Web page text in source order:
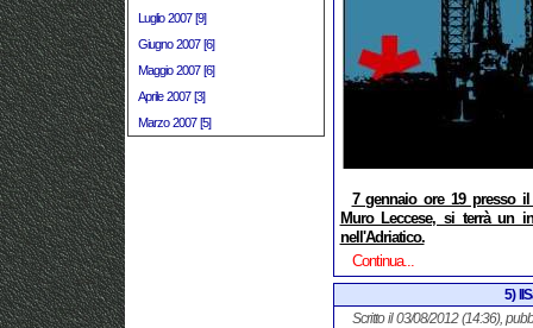
Luglio 2007 [9]
Giugno 2007 [6]
Maggio 2007 [6]
Aprile 2007 [3]
Marzo 2007 [5]
7 gennaio ore 19 presso
Muro Leccese, si terrà un
nell'Adriatico.
Continua...
5)
Scritto il 03/08/2012 (14:36),